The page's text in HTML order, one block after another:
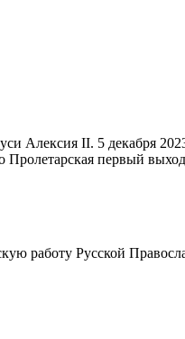
Алексия II. 5 декабря
Пролетарская первый
работу Русской